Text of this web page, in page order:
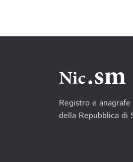
Registro e
della Repubblica di